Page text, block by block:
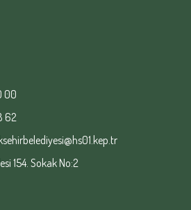
00
62
154. Sokak No:2